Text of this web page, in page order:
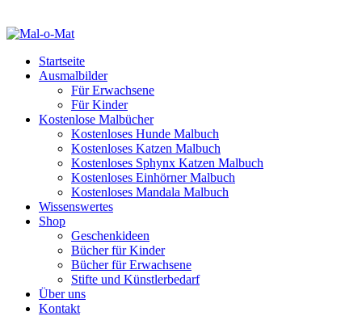
Startseite
Ausmalbilder
Für Erwachsene
Für Kinder
Kostenlose Malbücher
Kostenloses Hunde Malbuch
Kostenloses Katzen Malbuch
Kostenloses Sphynx Katzen Malbuch
Kostenloses Einhörner Malbuch
Kostenloses Mandala Malbuch
Wissenswertes
Shop
Geschenkideen
Bücher für Kinder
Bücher für Erwachsene
Stifte und Künstlerbedarf
Über uns
Kontakt